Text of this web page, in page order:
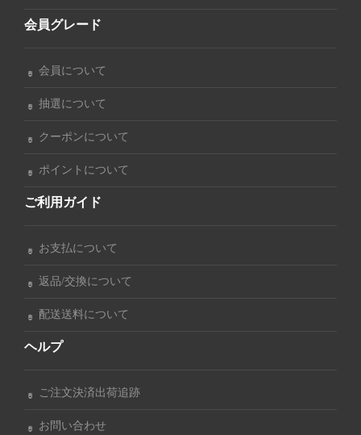
会員グレード
会員について
抽選について
クーポンについて
ポイントについて
ご利用ガイド
お支払について
返品/交換について
配送送料について
ヘルプ
ご注文決済出荷追跡
お問い合わせ